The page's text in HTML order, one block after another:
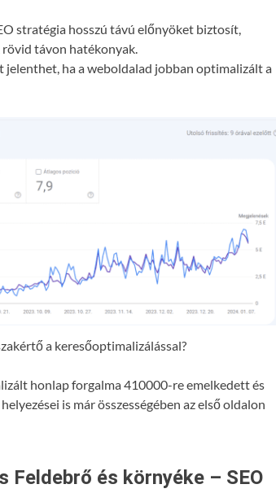
stratégia hosszú távú előnyöket biztosít,
távon hatékonyak.
jelenthet, ha a weboldalad jobban optimalizált a
a keresőoptimalizálással?
honlap forgalma 410000-re emelkedett és
is már összességében az első oldalon
Feldebrő és környéke – SEO